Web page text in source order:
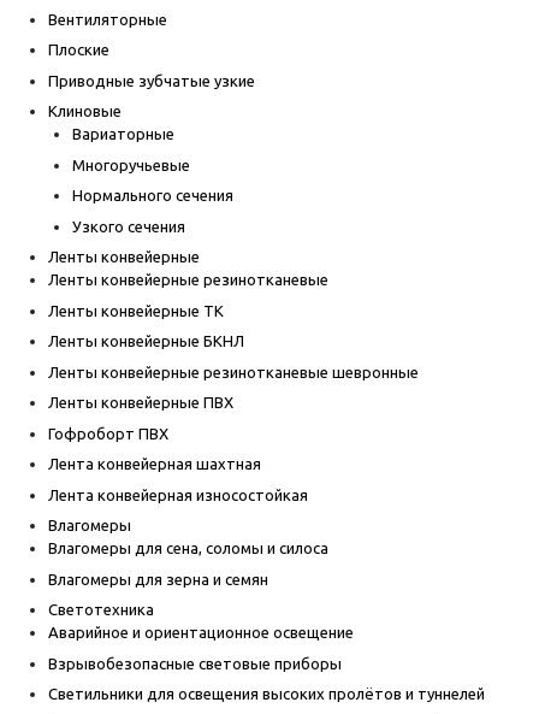
Вентиляторные
Плоские
Приводные зубчатые узкие
Клиновые
Вариаторные
Многоручьевые
Нормального сечения
Узкого сечения
Ленты конвейерные
Ленты конвейерные резинотканевые
Ленты конвейерные ТК
Ленты конвейерные БКНЛ
Ленты конвейерные резинотканевые шевронные
Ленты конвейерные ПВХ
Гофроборт ПВХ
Лента конвейерная шахтная
Лента конвейерная износостойкая
Влагомеры
Влагомеры для сена, соломы и силоса
Влагомеры для зерна и семян
Светотехника
Аварийное и ориентационное освещение
Взрывобезопасные световые приборы
Светильники для освещения высоких пролётов и туннелей